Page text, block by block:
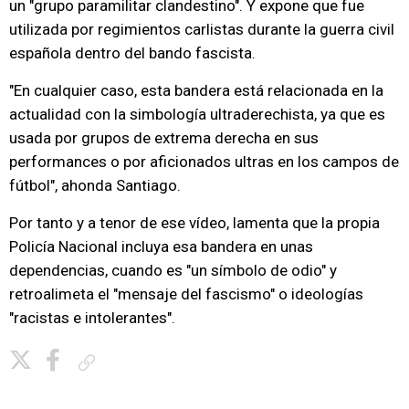
un "grupo paramilitar clandestino". Y expone que fue
utilizada por regimientos carlistas durante la guerra civil
española dentro del bando fascista.
"En cualquier caso, esta bandera está relacionada en la
actualidad con la simbología ultraderechista, ya que es
usada por grupos de extrema derecha en sus
performances o por aficionados ultras en los campos de
fútbol", ahonda Santiago.
Por tanto y a tenor de ese vídeo, lamenta que la propia
Policía Nacional incluya esa bandera en unas
dependencias, cuando es "un símbolo de odio" y
retroalimeta el "mensaje del fascismo" o ideologías
"racistas e intolerantes".